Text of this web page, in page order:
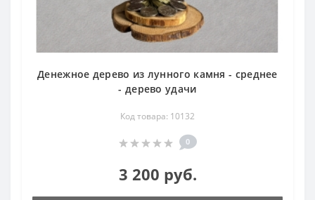
Денежное дерево из лунного камня - среднее
- дерево удачи
Код товара: 10132
0
3 200 руб.